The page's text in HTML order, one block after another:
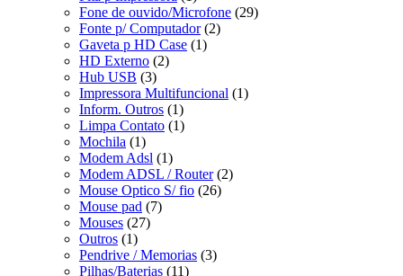
Fone de ouvido/Microfone (29)
Fonte p/ Computador (2)
Gaveta p HD Case (1)
HD Externo (2)
Hub USB (3)
Impressora Multifuncional (1)
Inform. Outros (1)
Limpa Contato (1)
Mochila (1)
Modem Adsl (1)
Modem ADSL / Router (2)
Mouse Optico S/ fio (26)
Mouse pad (7)
Mouses (27)
Outros (1)
Pendrive / Memorias (3)
Pilhas/Baterias (11)